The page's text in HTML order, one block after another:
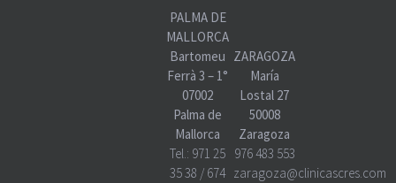
PALMA DE
MALLORCA
Bartomeu
Ferrà 3 – 1°
07002
Palma de
Mallorca
Tel.: 971 25
35 38 / 674
ZARAGOZA
María
Lostal 27
50008
Zaragoza
976 483 553
zaragoza@clinicascres.com